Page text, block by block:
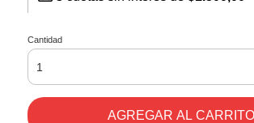
Cantidad
AGREGAR AL CARRITO